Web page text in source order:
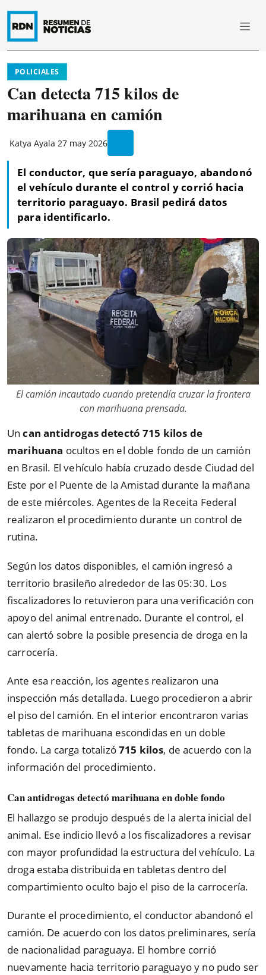
POLICIALES
Can detecta 715 kilos de
marihuana en camión
Katya Ayala 27 may 2026
El conductor, que sería paraguayo, abandonó
el vehículo durante el control y corrió hacia
territorio paraguayo. Brasil pedirá datos
para identificarlo.
El camión incautado cuando pretendía cruzar la frontera
con marihuana prensada.
Uncan antidrogas detectó 715 kilos de
marihuana ocultos en el doble fondo de un camión
en Brasil. El vehículo había cruzado desde Ciudad del
Este por el Puente de la Amistad durante la mañana
de este miércoles. Agentes de la Receita Federal
realizaron el procedimiento durante un control de
rutina.
Según los datos disponibles, el camión ingresó a
territorio brasileño alrededor de las 05:30. Los
fiscalizadores lo retuvieron para una verificación con
apoyo del animal entrenado. Durante el control, el
can alertó sobre la posible presencia de droga en la
carrocería.
Ante esa reacción, los agentes realizaron una
inspección más detallada. Luego procedieron a abrir
el piso del camión. En el interior encontraron varias
tabletas de marihuana escondidas en un doble
fondo. La carga totalizó715 kilos, de acuerdo con la
información del procedimiento.
Can antidrogas detectó marihuana en doble fondo
El hallazgo se produjo después de la alerta inicial del
animal. Ese indicio llevó a los fiscalizadores a revisar
con mayor profundidad la estructura del vehículo. La
droga estaba distribuida en tabletas dentro del
compartimiento oculto bajo el piso de la carrocería.
Durante el procedimiento, el conductor abandonó el
camión. De acuerdo con los datos preliminares, sería
de nacionalidad paraguaya. El hombre corrió
nuevamente hacia territorio paraguayo y no pudo ser